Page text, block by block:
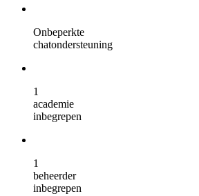
Onbeperkte
chatondersteuning
1
academie
inbegrepen
1
beheerder
inbegrepen